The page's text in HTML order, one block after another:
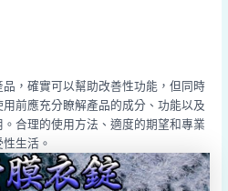
，確實可以幫助改善性功能，但同時
前應充分瞭解產品的成分、功能以及
合理的使用方法、適度的期望和專業
生活。